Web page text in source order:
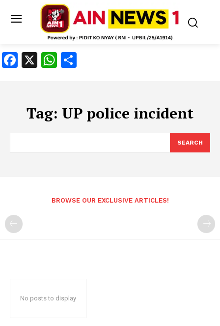
Facebook
X WhatsApp
Tag: UP police incident
SEARCH
BROWSE OUR EXCLUSIVE ARTICLES!
No posts to display